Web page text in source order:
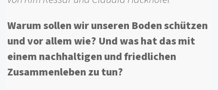
Warum sollen wir unseren Boden schützen
und vor allem wie? Und was hat das mit
einem nachhaltigen und friedlichen
Zusammenleben zu tun?